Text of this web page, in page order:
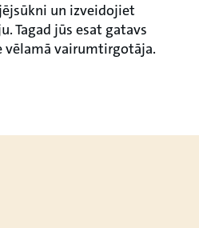
un izveidojiet
Tagad jūs esat gatavs
vēlamā vairumtirgotāja.